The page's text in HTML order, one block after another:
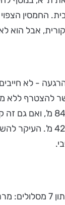
אבל הוא
להצטרף ללא
הילדים באורך 840
עם הקטנטנים 420 מ'.